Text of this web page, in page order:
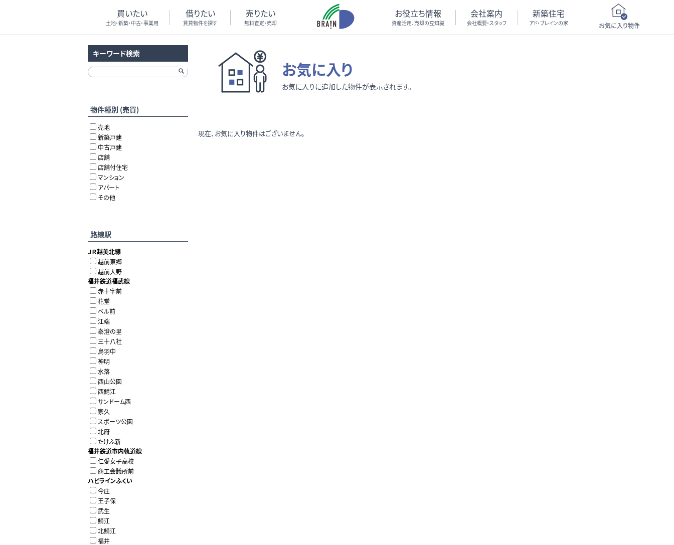
買いたい
土地・新築・中古・事業用
借りたい
賃貸物件を探す
売りたい
無料査定・売却
お役立ち情報
資産活用、売却の豆知識
会社案内
会社概要・スタッフ
新築住宅
アド・ブレインの家 お気に入り物件
キーワード検索
物件種別 (売買)
売地
新築戸建
中古戸建
店舗
店舗付住宅
マンション
アパート
その他
路線駅
ＪＲ越美北線
越前東郷
越前大野
福井鉄道福武線
赤十字前
花堂
ベル前
江端
泰澄の里
三十八社
鳥羽中
神明
水落
西山公園
西鯖江
サンドーム西
家久
スポーツ公園
北府
たけふ新
福井鉄道市内軌道線
仁愛女子高校
商工会議所前
ハピラインふくい
今庄
王子保
武生
鯖江
北鯖江
福井
お気に入り
お気に入りに追加した物件が表示されます。
現在、お気に入り物件はございません。